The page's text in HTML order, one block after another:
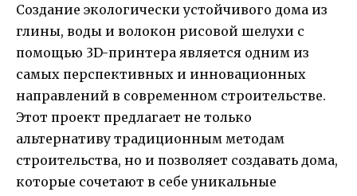
Создание экологически устойчивого дома из
глины, воды и волокон рисовой шелухи с
помощью 3D-принтера является одним из
самых перспективных и инновационных
направлений в современном строительстве.
Этот проект предлагает не только
альтернативу традиционным методам
строительства, но и позволяет создавать дома,
которые сочетают в себе уникальные